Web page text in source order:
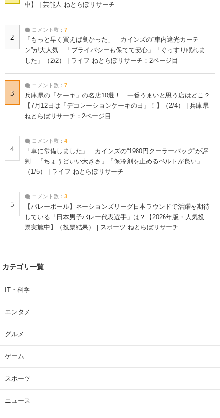
中】 | 芸能人 ねとらぼリサーチ
2
コメント数： 7
「もっと早く買えば良かった」 カインズの“車内遮光カーテ
ン”が大人気 「プライバシーも保てて安心」「ぐっすり眠れま
した」（2/2） | ライフ ねとらぼリサーチ：2ページ目
3
コメント数： 7
兵庫県の「ケーキ」の名店10選！ 一番うまいと思う店はどこ？
【7月12日は「デコレーションケーキの日」！】（2/4） | 兵庫県
ねとらぼリサーチ：2ページ目
4
コメント数： 4
「車に常備しました」 カインズの“1980円クーラーバッグ”が評
判 「ちょうどいい大きさ」「保冷剤を止めるベルトが良い」
（1/5） | ライフ ねとらぼリサーチ
5
コメント数： 3
【バレーボール】ネーションズリーグ日本ラウンドで活躍を期待
している「日本男子バレー代表選手」は？【2026年版・人気投
票実施中】（投票結果） | スポーツ ねとらぼリサーチ
カテゴリ一覧
IT・科学
エンタメ
グルメ
ゲーム
スポーツ
ニュース